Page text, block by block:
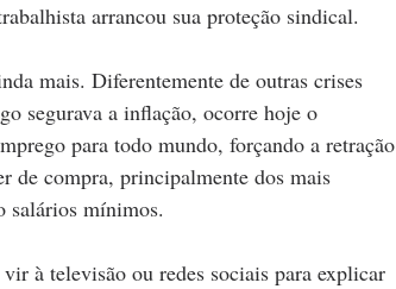
arrancou sua proteção sindical.
mais. Diferentemente de outras crises
segurava a inflação, ocorre hoje o
para todo mundo, forçando a retração
de compra, principalmente dos mais
salários mínimos.
à televisão ou redes sociais para explicar